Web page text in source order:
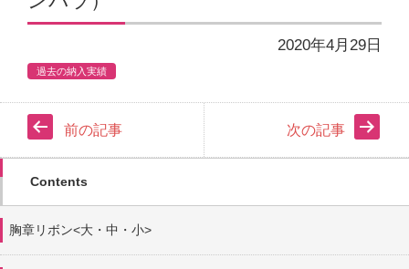
2020年4月29日
過去の納入実績
前の記事 次の記事
Contents
胸章リボン<大・中・小>